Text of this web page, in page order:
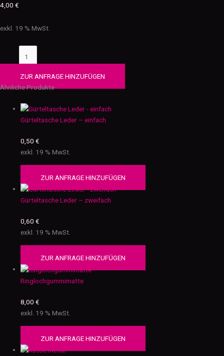
4,00 €
exkl. 19 % MwSt.
ZUR ANFRAGE HINZUFÜGEN
Ähnliche Produkte
Gürteltasche Leder – einfach
0,50€
exkl. 19 % MwSt.
ZUR ANFRAGE HINZUFÜGEN
Gürteltasche Leder – zweifach
0,60€
exkl. 19 % MwSt.
ZUR ANFRAGE HINZUFÜGEN
Ringlochgummimatte
8,00€
exkl. 19 % MwSt.
ZUR ANFRAGE HINZUFÜGEN